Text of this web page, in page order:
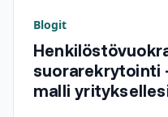
Blogit
suorarekrytointi
malli